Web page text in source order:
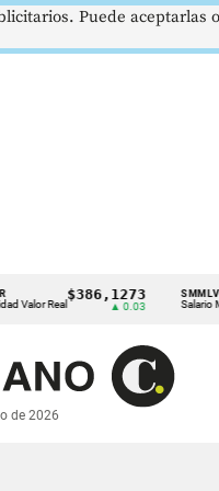
Real
$386,1273
▲ 0.03
SMMLV
Salario Mínimo
de 2026
Puede aceptarlas